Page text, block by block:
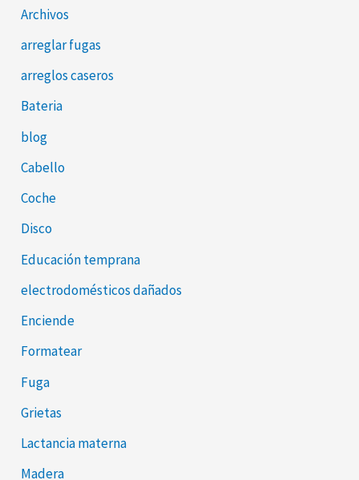
r
Archivos
arreglar fugas
arreglos caseros
Bateria
blog
Cabello
Coche
Disco
Educación temprana
electrodomésticos dañados
Enciende
Formatear
Fuga
Grietas
Lactancia materna
Madera